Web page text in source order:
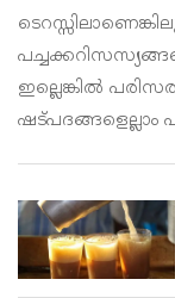
ഇല്ലെങ്കില്‍